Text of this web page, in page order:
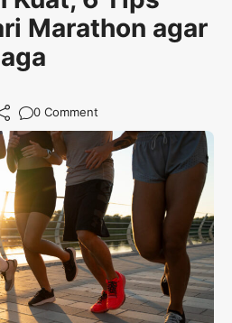
Marathon agar
0 Comment